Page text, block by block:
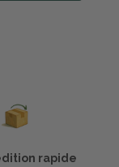
rapide